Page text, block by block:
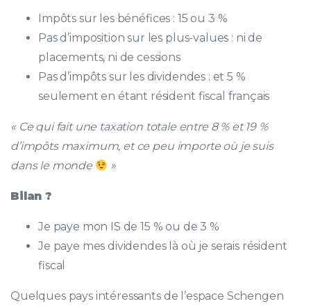
Impôts sur les bénéfices : 15 ou 3 %
Pas d’imposition sur les plus-values : ni de
placements, ni de cessions
Pas d’impôts sur les dividendes : et 5 %
seulement en étant résident fiscal français
« Ce qui fait une taxation totale entre 8 % et 19 %
d’impôts maximum, et ce peu importe où je suis
dans le monde
»
Bilan ?
Je paye mon IS de 15 % ou de 3 %
Je paye mes dividendes là où je serais résident
fiscal
Quelques pays intéressants de l’espace Schengen